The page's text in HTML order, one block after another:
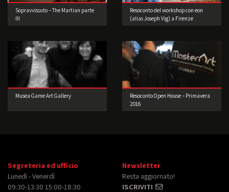
Sopravvissuto – The Martian parte
III
Resoconto del workshop con eon
(alias Joseph Vig) a Firenze
Musea Game Art Gallery
Resoconto Open House – Primavera
2016
Segreteria ed ufficio
Lunedì - Venerdì
09:30-13:30 15:00-18:30
Newsletter
Resta aggiornato!
ISCRIVITI